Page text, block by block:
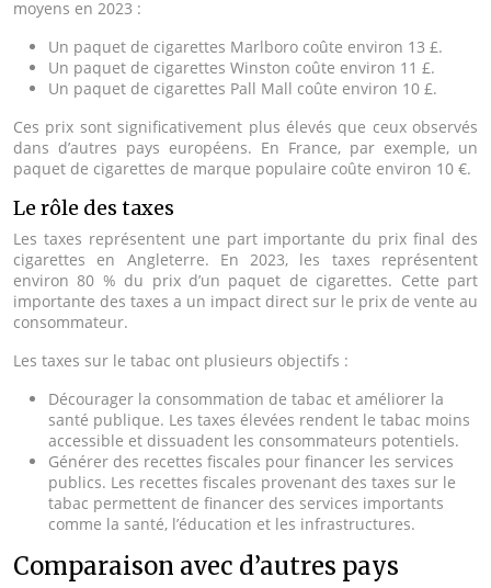
moyens en 2023 :
Un paquet de cigarettes Marlboro coûte environ 13 £.
Un paquet de cigarettes Winston coûte environ 11 £.
Un paquet de cigarettes Pall Mall coûte environ 10 £.
Ces prix sont significativement plus élevés que ceux observés
dans d’autres pays européens. En France, par exemple, un
paquet de cigarettes de marque populaire coûte environ 10 €.
Le rôle des taxes
Les taxes représentent une part importante du prix final des
cigarettes en Angleterre. En 2023, les taxes représentent
environ 80 % du prix d’un paquet de cigarettes. Cette part
importante des taxes a un impact direct sur le prix de vente au
consommateur.
Les taxes sur le tabac ont plusieurs objectifs :
Décourager la consommation de tabac et améliorer la
santé publique. Les taxes élevées rendent le tabac moins
accessible et dissuadent les consommateurs potentiels.
Générer des recettes fiscales pour financer les services
publics. Les recettes fiscales provenant des taxes sur le
tabac permettent de financer des services importants
comme la santé, l’éducation et les infrastructures.
Comparaison avec d’autres pays